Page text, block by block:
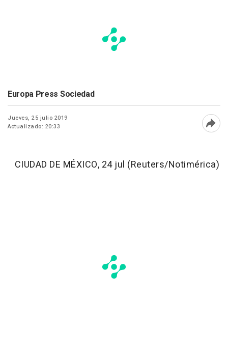
Europa Press Sociedad
Jueves, 25 julio 2019
Actualizado: 20:33
CIUDAD DE MÉXICO, 24 jul (Reuters/Notimérica)